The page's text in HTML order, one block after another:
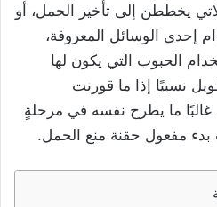
يخططن إلى تأخير الحمل، أو
إحدى الوسائل المعروفة،
الحبوب التي يكون لها
نسبيًا إذا ما قورنت
غالبًا ما يطرح نفسه في مرحلةٍ
مفعول حقنة منع الحمل.